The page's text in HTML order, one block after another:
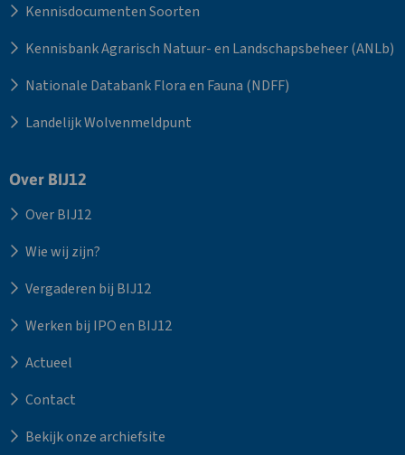
Kennisdocumenten Soorten
Kennisbank Agrarisch Natuur- en Landschapsbeheer (ANLb)
Nationale Databank Flora en Fauna (NDFF)
Landelijk Wolvenmeldpunt
Over BIJ12
Over BIJ12
Wie wij zijn?
Vergaderen bij BIJ12
Werken bij IPO en BIJ12
Actueel
Contact
Bekijk onze archiefsite